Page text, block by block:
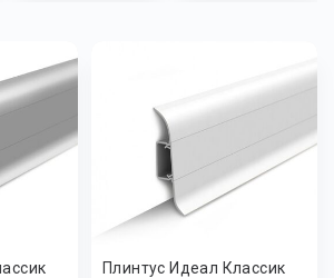
Плинтус Идеал Классик